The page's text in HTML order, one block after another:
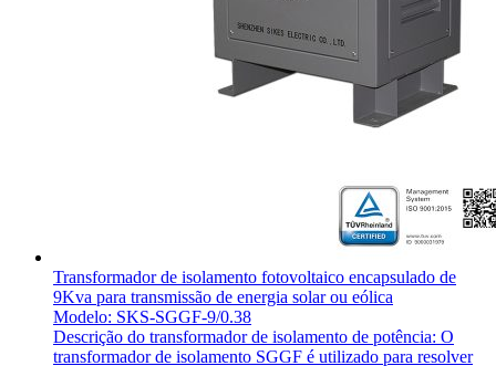
Transformador de isolamento fotovoltaico encapsulado de
9Kva para transmissão de energia solar ou eólica
Modelo: SKS-SGGF-9/0.38
Descrição do transformador de isolamento de potência: O
transformador de isolamento SGGF é utilizado para resolver